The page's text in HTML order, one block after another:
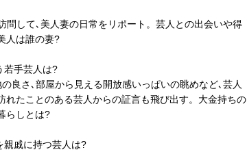
問して､美人妻の日常をリポート。芸人との出会いや得
人は誰の妻?
若手芸人は?
良さ､部屋から見える開放感いっぱいの眺めなど､芸人
れたことのある芸人からの証言も飛び出す。大金持ちの
らしとは?
親戚に持つ芸人は?